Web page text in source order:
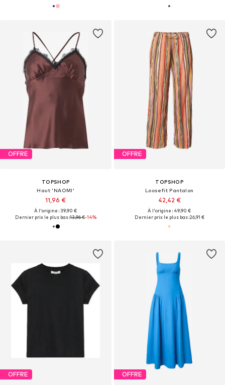
OFFRE
TOPSHOP
Haut 'NAOMI'
11,96 €
À l'origine : 39,90 €
Dernier prix le plus bas :13,96 €-14%
OFFRE
TOPSHOP
Loosefit Pantalon
42,42 €
À l'origine : 49,90 €
Dernier prix le plus bas :26,91 €
OFFRE OFFRE